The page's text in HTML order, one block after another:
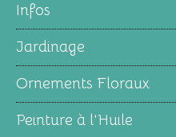
Infos
Jardinage
Ornements Floraux
Peinture à l'Huile